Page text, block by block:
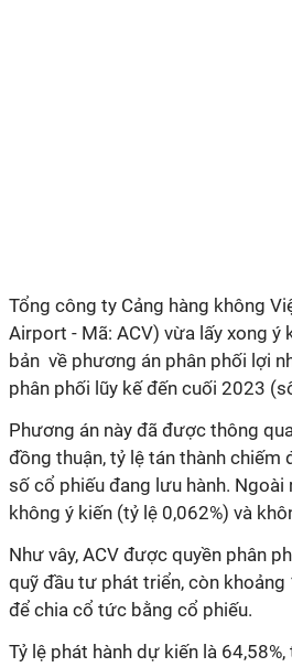
Tổng công ty Cảng hàng không
Airport - Mã: ACV) vừa lấy xong ý
bản về phương án phân phối lợi
phân phối lũy kế đến cuối 2023
Phương án này đã được thông
đồng thuận, tỷ lệ tán thành chiếm
số cổ phiếu đang lưu hành. Ngoài
không ý kiến (tỷ lệ 0,062%) và
Như vây, ACV được quyền phân
quỹ đầu tư phát triển, còn
để chia cổ tức bằng cổ phiếu.
Tỷ lệ phát hành dự kiến là